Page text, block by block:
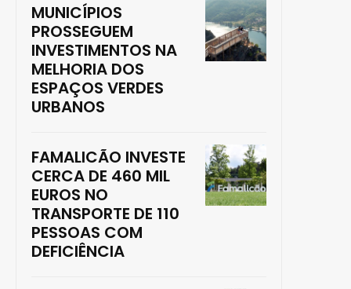
MUNICÍPIOS
PROSSEGUEM
INVESTIMENTOS NA
MELHORIA DOS
ESPAÇOS VERDES
URBANOS
FAMALICÃO INVESTE
CERCA DE 460 MIL
EUROS NO
TRANSPORTE DE 110
PESSOAS COM
DEFICIÊNCIA